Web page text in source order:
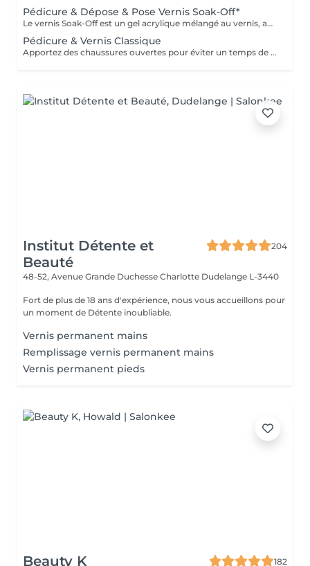
Pédicure & Dépose & Pose Vernis Soak-Off*
Le vernis Soak-Off est un gel acrylique mélangé au vernis, appliqué sur l'ongle et durci par des LED. Il a la même texture qu'un vernis classique, est aussi liquide et a encore plus de brillance. Il reste impeccable, sans ternir et sans s'écailler jusqu'à 18 jours
Pédicure & Vernis Classique
Apportez des chaussures ouvertes pour éviter un temps de séchage supplémentaire
Institut Détente et
Beauté
204
48-52, Avenue Grande Duchesse Charlotte Dudelange L-3440
Fort de plus de 18 ans d'expérience, nous vous accueillons pour
un moment de Détente inoubliable.
Vernis permanent mains
Remplissage vernis permanent mains
Vernis permanent pieds
Beauty K 182